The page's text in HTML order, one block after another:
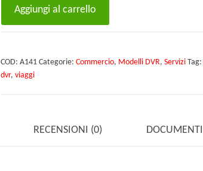
e
Aggiungi al carrello
COD: A141 Categorie: Commercio, Modelli DVR, Servizi Tag:
dvr, viaggi
RECENSIONI (0) DOCUMENTI